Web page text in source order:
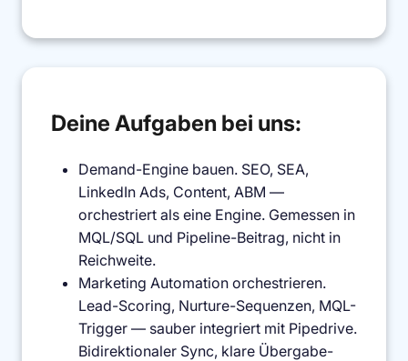
Deine Aufgaben bei uns:
Demand-Engine bauen. SEO, SEA,
LinkedIn Ads, Content, ABM —
orchestriert als eine Engine. Gemessen in
MQL/SQL und Pipeline-Beitrag, nicht in
Reichweite.
Marketing Automation orchestrieren.
Lead-Scoring, Nurture-Sequenzen, MQL-
Trigger — sauber integriert mit Pipedrive.
Bidirektionaler Sync, klare Übergabe-